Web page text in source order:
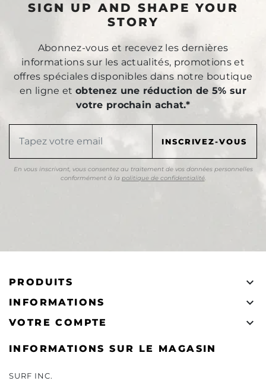
SIGN UP AND SHAPE YOUR
STORY
Abonnez-vous et recevez les dernières
informations sur les actualités, promotions et
offres spéciales disponibles dans notre boutique
en ligne et obtenez une réduction de 5% sur
votre prochain achat.*
En vous inscrivant, vous consentez au traitement de vos données personnelles
conformément à la politique de confidentialité.
PRODUITS 
INFORMATIONS 
VOTRE COMPTE 
INFORMATIONS SUR LE MAGASIN
SURF INC.